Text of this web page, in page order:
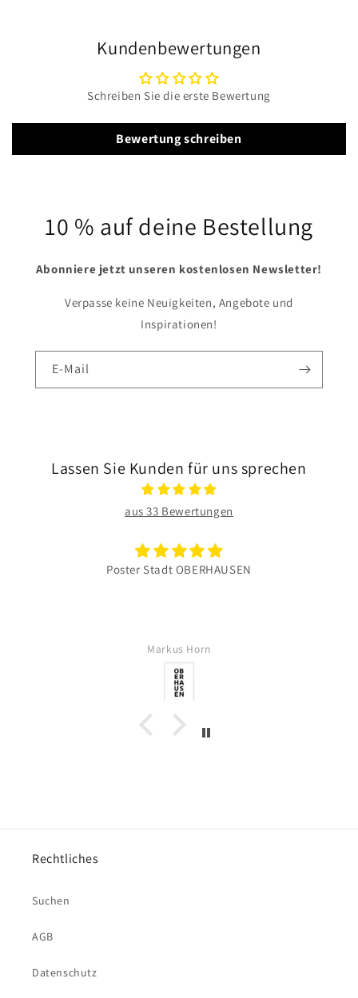
Kundenbewertungen
Schreiben Sie die erste Bewertung
Bewertung schreiben
10 % auf deine Bestellung
Abonniere jetzt unseren kostenlosen Newsletter!
Verpasse keine Neuigkeiten, Angebote und
Inspirationen!
E-Mail
Lassen Sie Kunden für uns sprechen
aus 33 Bewertungen
Poster Stadt OBERHAUSEN
Markus Horn
Rechtliches
Suchen
AGB
Datenschutz